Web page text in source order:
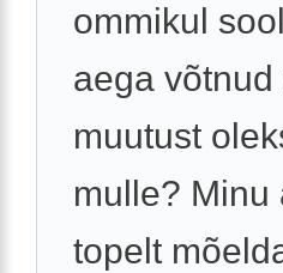
ommikul
aega
muutust
mulle? Minu
topelt